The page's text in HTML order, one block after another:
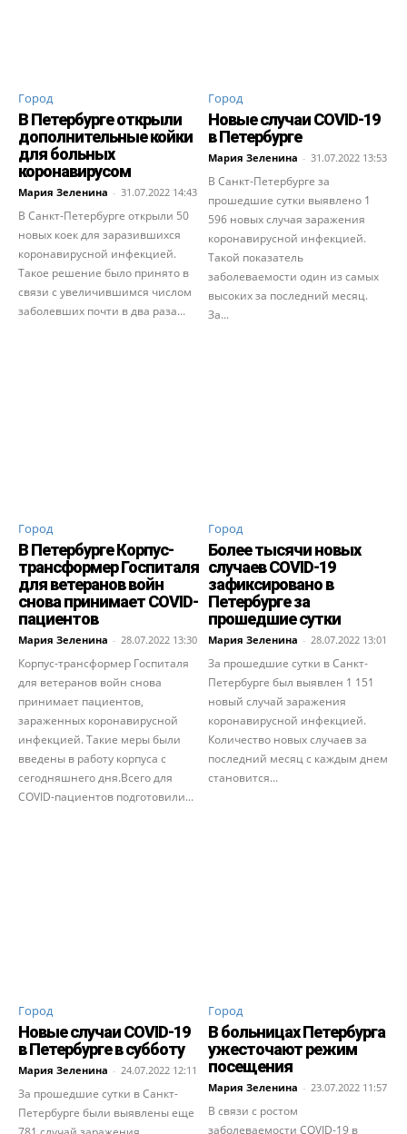
Город
В Петербурге открыли
дополнительные койки
для больных
коронавирусом
Мария Зеленина - 31.07.2022 14:43
В Санкт-Петербурге открыли 50
новых коек для заразившихся
коронавирусной инфекцией.
Такое решение было принято в
связи с увеличившимся числом
заболевших почти в два раза...
Город
Новые случаи COVID-19
в Петербурге
Мария Зеленина - 31.07.2022 13:53
В Санкт-Петербурге за
прошедшие сутки выявлено 1
596 новых случая заражения
коронавирусной инфекцией.
Такой показатель
заболеваемости один из самых
высоких за последний месяц.
За...
Город
В Петербурге Корпус-
трансформер Госпиталя
для ветеранов войн
снова принимает COVID-
пациентов
Мария Зеленина - 28.07.2022 13:30
Корпус-трансформер Госпиталя
для ветеранов войн снова
принимает пациентов,
зараженных коронавирусной
инфекцией. Такие меры были
введены в работу корпуса с
сегодняшнего дня.Всего для
COVID-пациентов подготовили...
Город
Более тысячи новых
случаев COVID-19
зафиксировано в
Петербурге за
прошедшие сутки
Мария Зеленина - 28.07.2022 13:01
За прошедшие сутки в Санкт-
Петербурге был выявлен 1 151
новый случай заражения
коронавирусной инфекцией.
Количество новых случаев за
последний месяц с каждым днем
становится...
Город
Новые случаи COVID-19
в Петербурге в субботу
Мария Зеленина - 24.07.2022 12:11
За прошедшие сутки в Санкт-
Петербурге были выявлены еще
Город
В больницах Петербурга
ужесточают режим
посещения
Мария Зеленина - 23.07.2022 11:57
В связи с ростом
заболеваемости COVID-19 в